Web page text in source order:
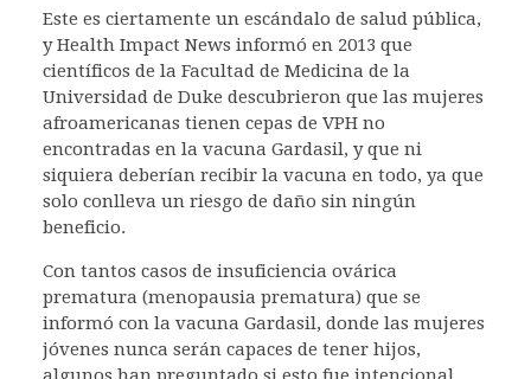
Este es ciertamente un escándalo de salud pública,
y Health Impact News informó en 2013 que
científicos de la Facultad de Medicina de la
Universidad de Duke descubrieron que las mujeres
afroamericanas tienen cepas de VPH no
encontradas en la vacuna Gardasil, y que ni
siquiera deberían recibir la vacuna en todo, ya que
solo conlleva un riesgo de daño sin ningún
beneficio.
Con tantos casos de insuficiencia ovárica
prematura (menopausia prematura) que se
informó con la vacuna Gardasil, donde las mujeres
jóvenes nunca serán capaces de tener hijos,